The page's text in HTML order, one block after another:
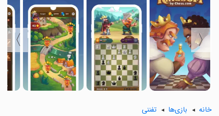
〈
〉
خانه بازی‌ها تفننی